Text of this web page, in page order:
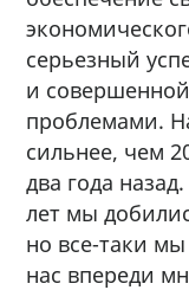
серьезный
и
проблемами.
сильнее, чем
два года
лет мы
но все-таки
нас впереди